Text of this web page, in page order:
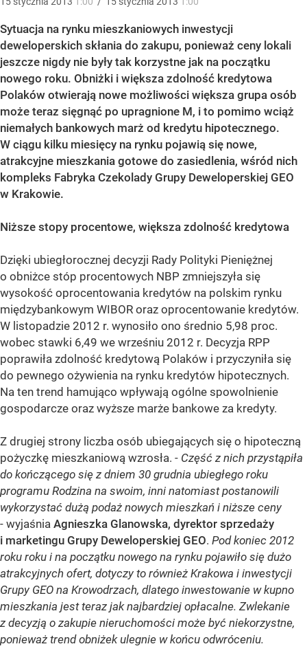
Sytuacja na rynku mieszkaniowych inwestycji
deweloperskich skłania do zakupu, ponieważ ceny lokali
jeszcze nigdy nie były tak korzystne jak na początku
nowego roku. Obniżki i większa zdolność kredytowa
Polaków otwierają nowe możliwości większa grupa osób
może teraz sięgnąć po upragnione M, i to pomimo wciąż
niemałych bankowych marż od kredytu hipotecznego.
W ciągu kilku miesięcy na rynku pojawią się nowe,
atrakcyjne mieszkania gotowe do zasiedlenia, wśród nich
kompleks Fabryka Czekolady Grupy Deweloperskiej GEO
w Krakowie.
Niższe stopy procentowe, większa zdolność kredytowa
Dzięki ubiegłorocznej decyzji Rady Polityki Pieniężnej
o obniżce stóp procentowych NBP zmniejszyła się
wysokość oprocentowania kredytów na polskim rynku
międzybankowym WIBOR oraz oprocentowanie kredytów.
W listopadzie 2012 r. wynosiło ono średnio 5,98 proc.
wobec stawki 6,49 we wrześniu 2012 r. Decyzja RPP
poprawiła zdolność kredytową Polaków i przyczyniła się
do pewnego ożywienia na rynku kredytów hipotecznych.
Na ten trend hamująco wpływają ogólne spowolnienie
gospodarcze oraz wyższe marże bankowe za kredyty.
Z drugiej strony liczba osób ubiegających się o hipoteczną
pożyczkę mieszkaniową wzrosła. - Część z nich przystąpiła
do kończącego się z dniem 30 grudnia ubiegłego roku
programu Rodzina na swoim, inni natomiast postanowili
wykorzystać dużą podaż nowych mieszkań i niższe ceny
- wyjaśnia Agnieszka Glanowska, dyrektor sprzedaży
i marketingu Grupy Deweloperskiej GEO. Pod koniec 2012
roku roku i na początku nowego na rynku pojawiło się dużo
atrakcyjnych ofert, dotyczy to również Krakowa i inwestycji
Grupy GEO na Krowodrzach, dlatego inwestowanie w kupno
mieszkania jest teraz jak najbardziej opłacalne. Zwlekanie
z decyzją o zakupie nieruchomości może być niekorzystne,
ponieważ trend obniżek ulegnie w końcu odwróceniu.